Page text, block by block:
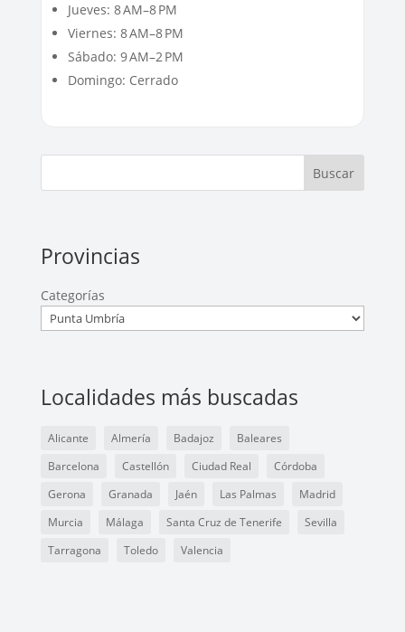
Jueves: 8 AM–8 PM
Viernes: 8 AM–8 PM
Sábado: 9 AM–2 PM
Domingo: Cerrado
Buscar
Provincias
Categorías
Localidades más buscadas
Alicante Almería Badajoz
Baleares
Barcelona
Castellón Ciudad Real
Córdoba
Gerona
Granada Jaén Las Palmas
Madrid
Murcia
Málaga Santa Cruz de Tenerife
Sevilla
Tarragona
Toledo Valencia